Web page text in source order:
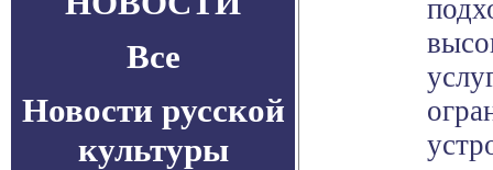
Все
Новости русской
культуры